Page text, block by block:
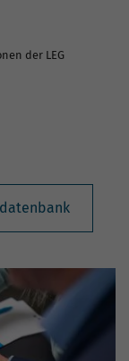
der LEG